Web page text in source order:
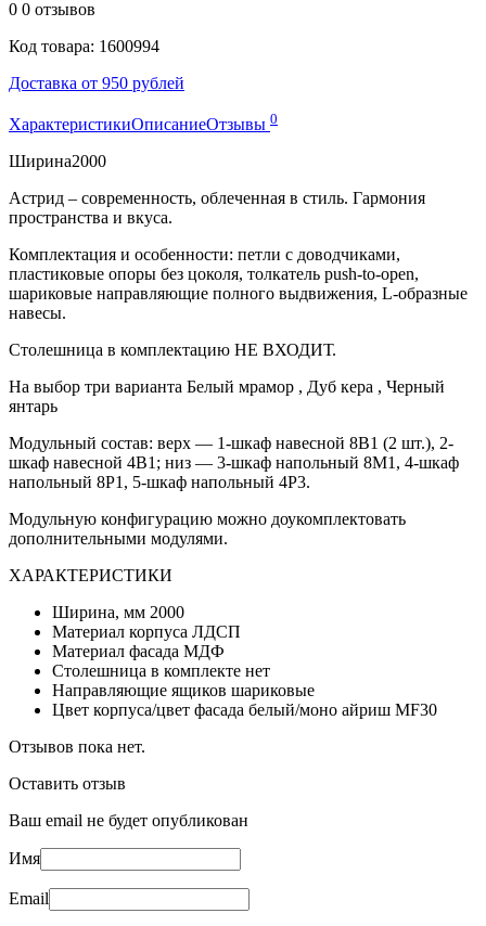
0 0 отзывов
Код товара: 1600994
Доставка от 950 рублей
ХарактеристикиОписаниеОтзывы 0
Ширина2000
Астрид – современность, облеченная в стиль. Гармония
пространства и вкуса.
Комплектация и особенности: петли с доводчиками,
пластиковые опоры без цоколя, толкатель push-to-open,
шариковые направляющие полного выдвижения, L-образные
навесы.
Столешница в комплектацию НЕ ВХОДИТ.
На выбор три варианта Белый мрамор , Дуб кера , Черный
янтарь
Модульный состав: верх — 1-шкаф навесной 8В1 (2 шт.), 2-
шкаф навесной 4В1; низ — 3-шкаф напольный 8М1, 4-шкаф
напольный 8Р1, 5-шкаф напольный 4Р3.
Модульную конфигурацию можно доукомплектовать
дополнительными модулями.
ХАРАКТЕРИСТИКИ
Ширина, мм 2000
Материал корпуса ЛДСП
Материал фасада МДФ
Столешница в комплекте нет
Направляющие ящиков шариковые
Цвет корпуса/цвет фасада белый/моно айриш MF30
Отзывов пока нет.
Оставить отзыв
Ваш email не будет опубликован
Имя
Email